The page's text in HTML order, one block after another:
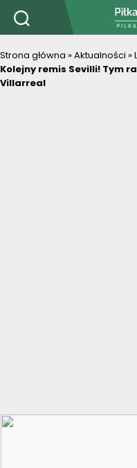
Strona główna »Aktualności »
Kolejny remis Sevilli! Tym
Villarreal